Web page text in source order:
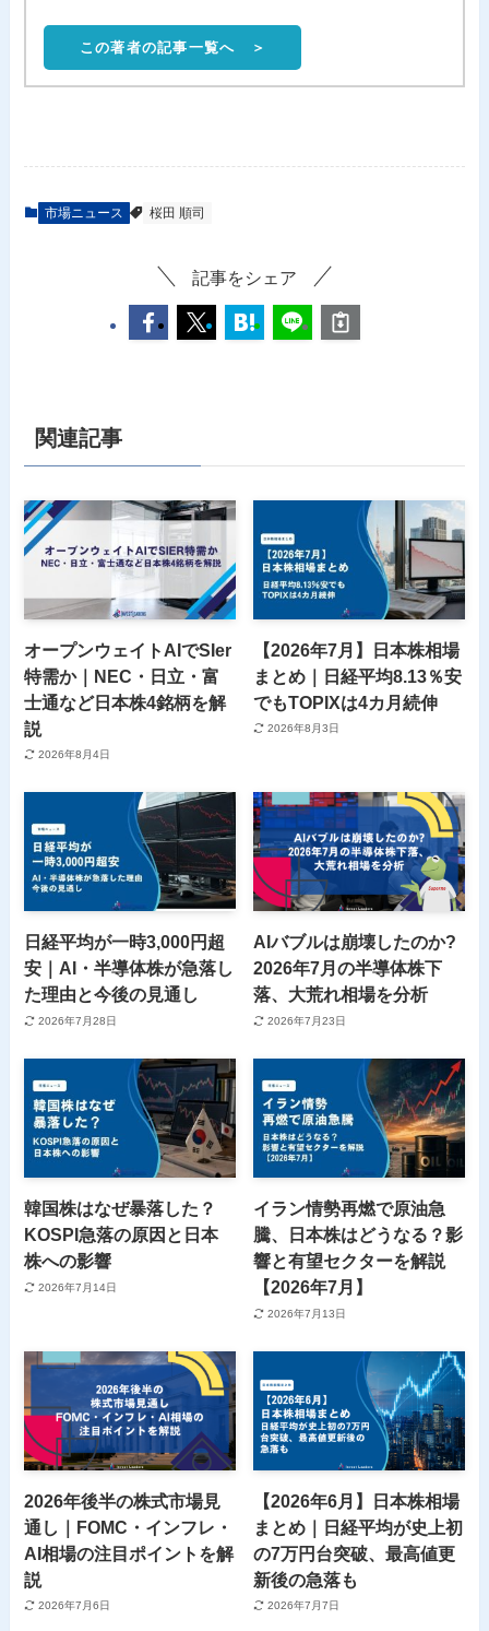
この著者の記事一覧へ ＞
市場ニュース 桜田 順司
記事をシェア
関連記事
オープンウェイトAIでSIer
特需か｜NEC・日立・富
士通など日本株4銘柄を解
説
2026年8月4日
【2026年7月】日本株相場
まとめ｜日経平均8.13％安
でもTOPIXは4カ月続伸
2026年8月3日
日経平均が一時3,000円超
安｜AI・半導体株が急落し
た理由と今後の見通し
2026年7月28日
AIバブルは崩壊したのか?
2026年7月の半導体株下
落、大荒れ相場を分析
2026年7月23日
韓国株はなぜ暴落した？
KOSPI急落の原因と日本
株への影響
2026年7月14日
イラン情勢再燃で原油急
騰、日本株はどうなる？影
響と有望セクターを解説
【2026年7月】
2026年7月13日
2026年後半の株式市場見
通し｜FOMC・インフレ・
AI相場の注目ポイントを解
説
2026年7月6日
【2026年6月】日本株相場
まとめ｜日経平均が史上初
の7万円台突破、最高値更
新後の急落も
2026年7月7日